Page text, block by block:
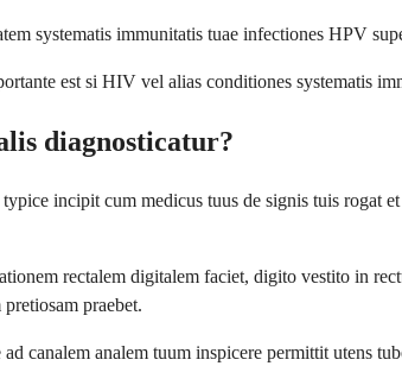
systematis immunitatis tuae infectiones HPV
est si HIV vel alias conditiones systematis
diagnosticatur?
incipit cum medicus tuus de signis tuis rogat
rectalem digitalem faciet, digito vestito in
praebet.
canalem analem tuum inspicere permittit utens